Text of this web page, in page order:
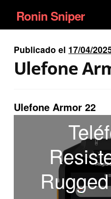
Ir
a
la
navegación
Ir
al
contenido
Ronin Sniper
EQUIPAMIENTO ÉLITE
RIFLES DEPORTIVOS
Publicado el 17/04/
Ulefone
Ulefone Armor 22